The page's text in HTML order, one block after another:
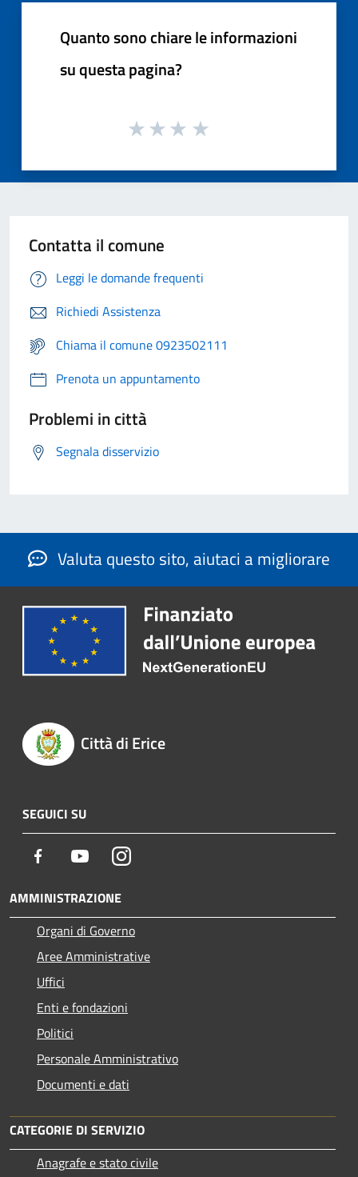
Quanto sono chiare le informazioni
su questa pagina?
Contatta il comune
Leggi le domande frequenti
Richiedi Assistenza
Chiama il comune 0923502111
Prenota un appuntamento
Problemi in città
Segnala disservizio
Valuta questo sito, aiutaci a migliorare
Città di Erice
SEGUICI SU
Facebook YoutubeInstagram
AMMINISTRAZIONE
Organi di Governo
Aree Amministrative
Uffici
Enti e fondazioni
Politici
Personale Amministrativo
Documenti e dati
CATEGORIE DI SERVIZIO
Anagrafe e stato civile